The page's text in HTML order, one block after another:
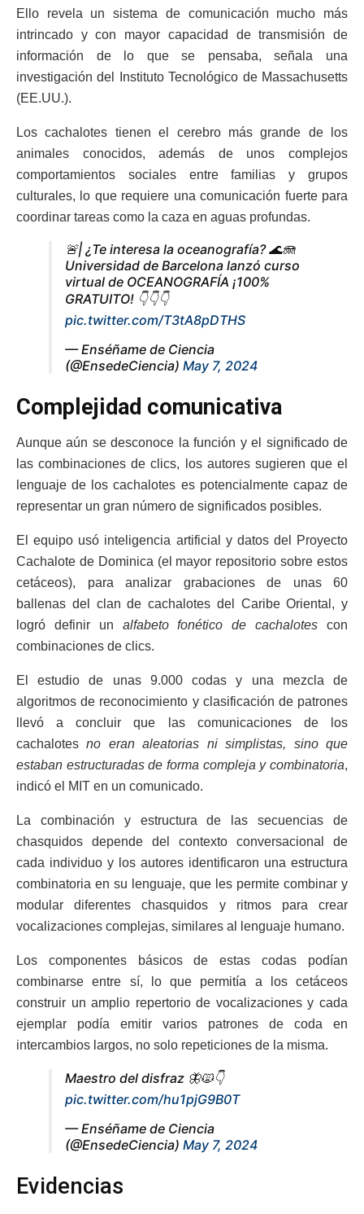
Ello revela un sistema de comunicación mucho más
intrincado y con mayor capacidad de transmisión de
información de lo que se pensaba, señala una
investigación del Instituto Tecnológico de Massachusetts
(EE.UU.).
Los cachalotes tienen el cerebro más grande de los
animales conocidos, además de unos complejos
comportamientos sociales entre familias y grupos
culturales, lo que requiere una comunicación fuerte para
coordinar tareas como la caza en aguas profundas.
🚨| ¿Te interesa la oceanografía? 🌊🪼
Universidad de Barcelona lanzó curso
virtual de OCEANOGRAFÍA ¡100%
GRATUITO! 👇👇👇
pic.twitter.com/T3tA8pDTHS
— Enséñame de Ciencia
(@EnsedeCiencia) May 7, 2024
Complejidad comunicativa
Aunque aún se desconoce la función y el significado de
las combinaciones de clics, los autores sugieren que el
lenguaje de los cachalotes es potencialmente capaz de
representar un gran número de significados posibles.
El equipo usó inteligencia artificial y datos del Proyecto
Cachalote de Dominica (el mayor repositorio sobre estos
cetáceos), para analizar grabaciones de unas 60
ballenas del clan de cachalotes del Caribe Oriental, y
logró definir un alfabeto fonético de cachalotes con
combinaciones de clics.
El estudio de unas 9.000 codas y una mezcla de
algoritmos de reconocimiento y clasificación de patrones
llevó a concluir que las comunicaciones de los
cachalotesno eran aleatorias ni simplistas, sino que
estaban estructuradas de forma compleja y combinatoria,
indicó el MIT en un comunicado.
La combinación y estructura de las secuencias de
chasquidos depende del contexto conversacional de
cada individuo y los autores identificaron una estructura
combinatoria en su lenguaje, que les permite combinar y
modular diferentes chasquidos y ritmos para crear
vocalizaciones complejas, similares al lenguaje humano.
Los componentes básicos de estas codas podían
combinarse entre sí, lo que permitía a los cetáceos
construir un amplio repertorio de vocalizaciones y cada
ejemplar podía emitir varios patrones de coda en
intercambios largos, no solo repeticiones de la misma.
Maestro del disfraz 🦋🙀👇
pic.twitter.com/hu1pjG9B0T
— Enséñame de Ciencia
(@EnsedeCiencia) May 7, 2024
Evidencias